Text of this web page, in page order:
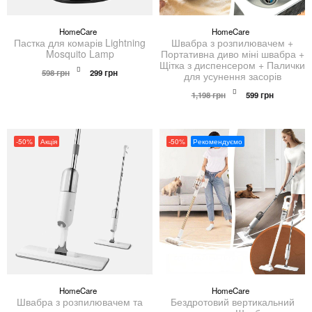
HomeCare
Пастка для комарів Lightning
Mosquito Lamp
598грн
Оригінальна
299грнПоточна
HomeCare
Швабра з розпилювачем +
Портативна диво міні швабра +
Щітка з диспенсером + Палички
для усунення засорів
1,198грн
Оригінальна
599грнПоточна
-50% Акція
HomeCare
Швабра з розпилювачем та
-50% Рекомендуємо
HomeCare
Бездротовий вертикальний